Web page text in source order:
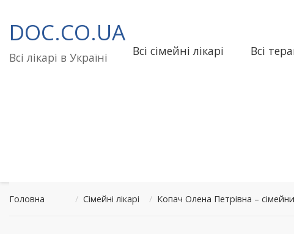
до
вмісту
DOC.CO.UA
Всі лікарі в Україні Всі сімейні лікарі Всі
Головна / Сімейні лікарі / Копач Олена Петрівна –